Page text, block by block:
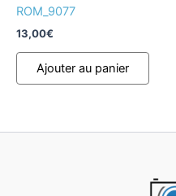
ROM_9077
13,00€
Ajouter au panier